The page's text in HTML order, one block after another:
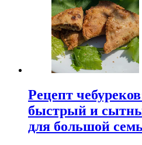
Рецепт
быстрый и
для большой